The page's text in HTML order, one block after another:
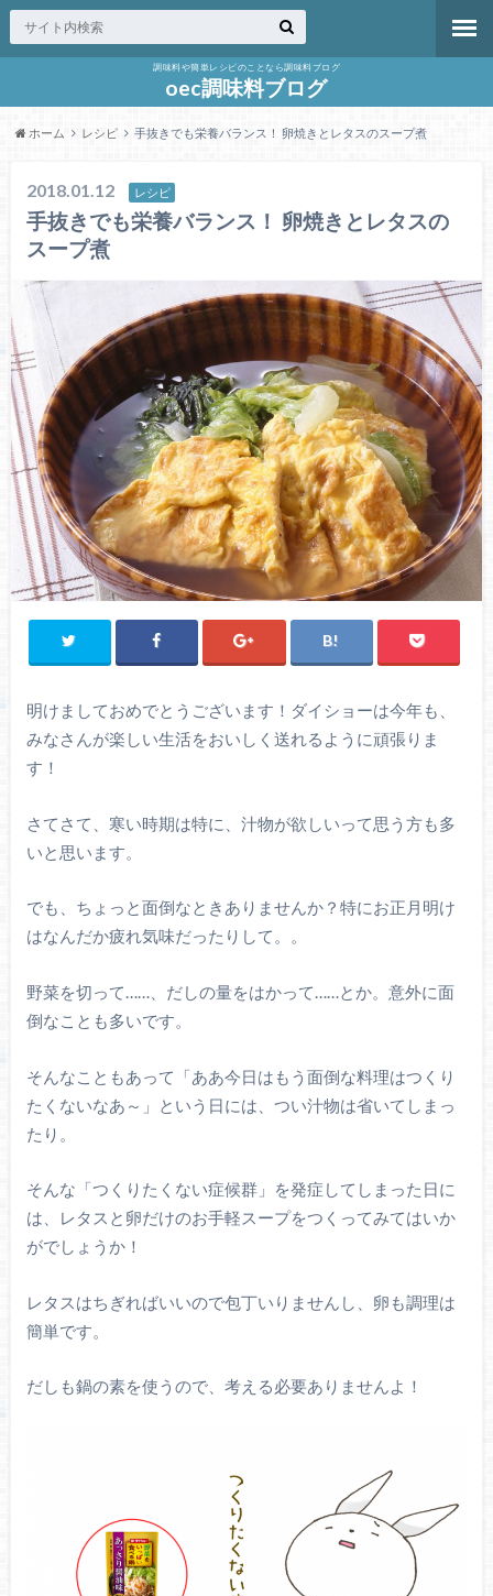
調味料や簡単レシピのことなら調味料ブログ
oec調味料ブログ
ホーム レシピ 手抜きでも栄養バランス！ 卵焼きとレタスのスープ煮
2018.01.12 レシピ
手抜きでも栄養バランス！ 卵焼きとレタスの
スープ煮
明けましておめでとうございます！ダイショーは今年も、
みなさんが楽しい生活をおいしく送れるように頑張りま
す！
さてさて、寒い時期は特に、汁物が欲しいって思う方も多
いと思います。
でも、ちょっと面倒なときありませんか？特にお正月明け
はなんだか疲れ気味だったりして。。
野菜を切って……、だしの量をはかって……とか。意外に面
倒なことも多いです。
そんなこともあって「ああ今日はもう面倒な料理はつくり
たくないなあ～」という日には、つい汁物は省いてしまっ
たり。
そんな「つくりたくない症候群」を発症してしまった日に
は、レタスと卵だけのお手軽スープをつくってみてはいか
がでしょうか！
レタスはちぎればいいので包丁いりませんし、卵も調理は
簡単です。
だしも鍋の素を使うので、考える必要ありませんよ！